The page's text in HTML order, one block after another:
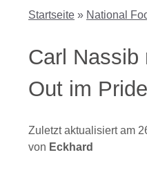
Startseite » National
Carl Nassib
Out im
von Eckhard